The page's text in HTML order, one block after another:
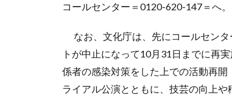
コールセンター＝0120-620-147＝へ。
なお、文化庁は、先にコールセンタ
トが中止になって10月31日までに再
係者の感染対策をした上での活動再
ライアル公演とともに、技芸の向上や